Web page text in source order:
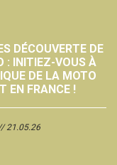
DÉCOUVERTE DE
: INITIEZ-VOUS À
DE LA MOTO
EN FRANCE !
21.05.26